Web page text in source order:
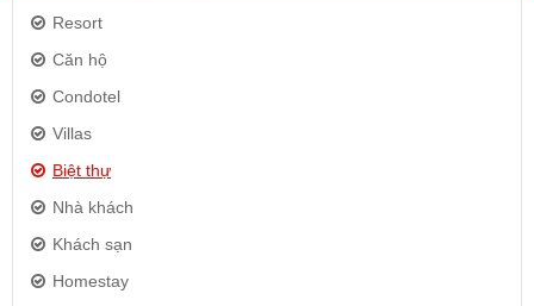
Resort
Căn hộ
Condotel
Villas
Biệt thự
Nhà khách
Khách sạn
Homestay